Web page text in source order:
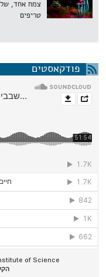
צמח אחד,
טריפים
פודקאסטים